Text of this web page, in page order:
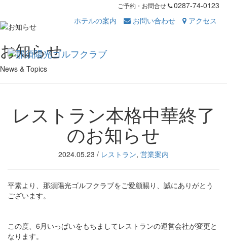
ご予約・お問合せ
0287-74-0123
ホテルの案内
お問い合わせ アクセス
お知らせ
News & Topics
レストラン本格中華終了
のお知らせ
2024.05.23 / レストラン, 営業案内
平素より、那須陽光ゴルフクラブをご愛顧賜り、誠にありがとう
ございます。
この度、6月いっぱいをもちましてレストランの運営会社が変更と
なります。